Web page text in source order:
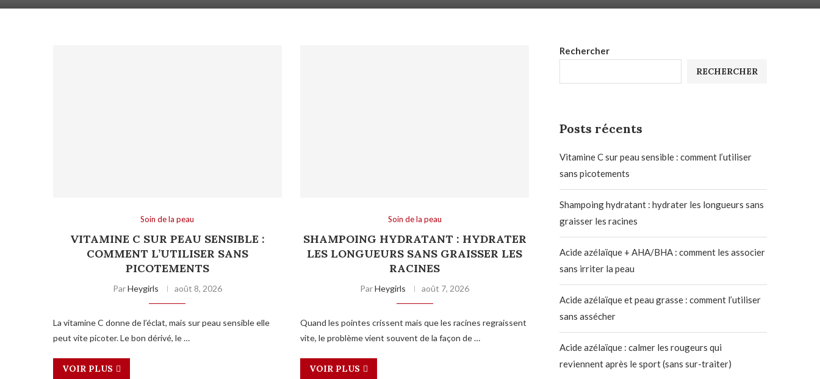
Soin de la peau
VITAMINE C SUR PEAU SENSIBLE :
COMMENT L’UTILISER SANS
PICOTEMENTS
ParHeygirls août 8, 2026
La vitamine C donne de l’éclat, mais sur peau sensible elle
peut vite picoter. Le bon dérivé, le …
VOIR PLUS
Soin de la peau
SHAMPOING HYDRATANT : HYDRATER
LES LONGUEURS SANS GRAISSER LES
RACINES
ParHeygirls août 7, 2026
Quand les pointes crissent mais que les racines regraissent
vite, le problème vient souvent de la façon de …
VOIR PLUS
Rechercher
RECHERCHER
Posts récents
Vitamine C sur peau sensible : comment l’utiliser
sans picotements
Shampoing hydratant : hydrater les longueurs sans
graisser les racines
Acide azélaïque + AHA/BHA : comment les associer
sans irriter la peau
Acide azélaïque et peau grasse : comment l’utiliser
sans assécher
Acide azélaïque : calmer les rougeurs qui
reviennent après le sport (sans sur-traiter)